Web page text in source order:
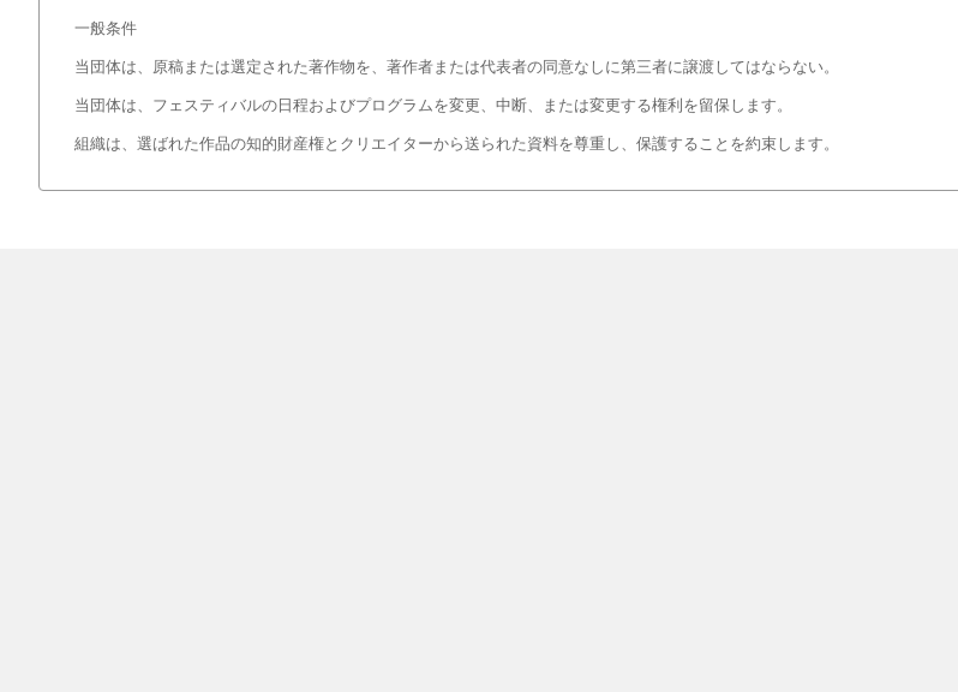
一般条件
当団体は、原稿または選定された著作物を、著作者または代表者の同意なしに第三者に譲渡してはならない。
当団体は、フェスティバルの日程およびプログラムを変更、中断、または変更する権利を留保します。
組織は、選ばれた作品の知的財産権とクリエイターから送られた資料を尊重し、保護することを約束します。